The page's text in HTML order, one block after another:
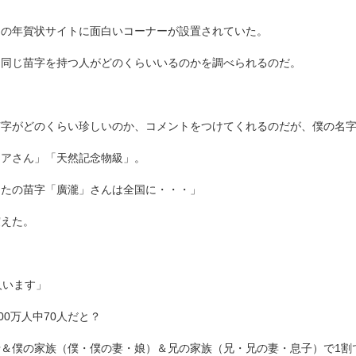
年賀状サイトに面白いコーナーが設置されていた。
じ苗字を持つ人がどのくらいいるのかを調べられるのだ。
がどのくらい珍しいのか、コメントをつけてくれるのだが、僕の名
さん」「天然記念物級」。
の苗字「廣瀧」さんは全国に・・・」
た。
ます」
万人中70人だと？
僕の家族（僕・僕の妻・娘）＆兄の家族（兄・兄の妻・息子）で1割